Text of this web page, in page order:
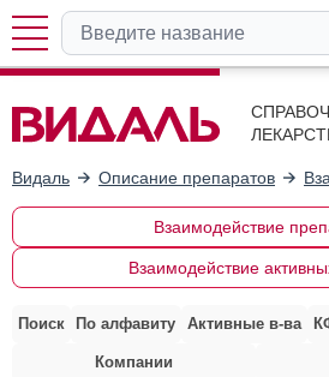
Видаль Описание препаратов
Взаимодействие
Взаимодействие
Поиск По алфавиту Активные в-ва
Компании